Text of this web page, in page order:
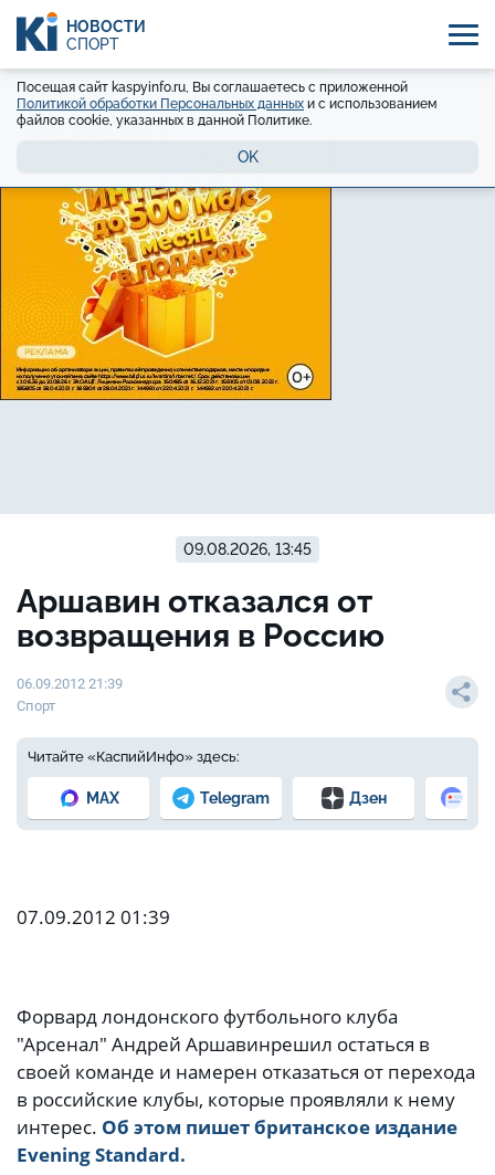
НОВОСТИ
СПОРТ
Посещая сайт kaspyinfo.ru, Вы соглашаетесь с приложенной
Политикой обработки Персональных данных и с использованием
файлов cookie, указанных в данной Политике.
OK
09.08.2026, 13:45
Аршавин отказался от
возвращения в Россию
06.09.2012 21:39
Спорт
Читайте «КаспийИнфо» здесь:
MAX Telegram Дзен
07.09.2012 01:39
Форвард лондонского футбольного клуба
"Арсенал" Андрей Аршавинрешил остаться в
своей команде и намерен отказаться от перехода
в российские клубы, которые проявляли к нему
интерес. Об этом пишет британское издание
Evening Standard.